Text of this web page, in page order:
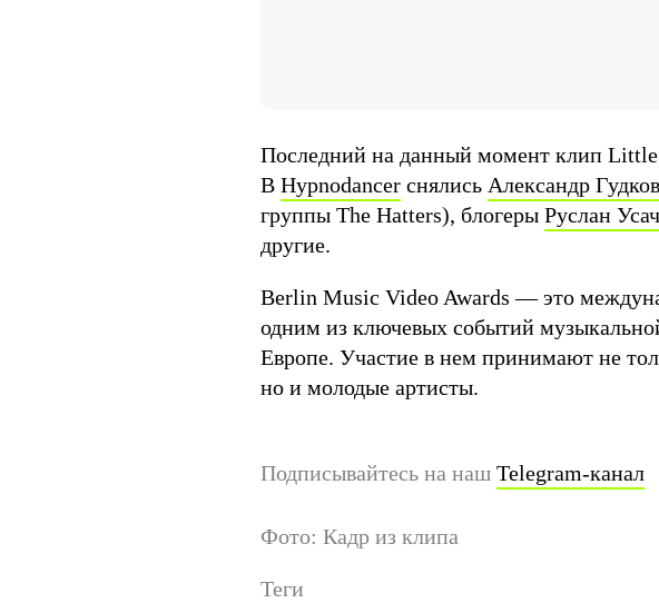
Последний на данный момент клип
В Hypnodancer снялись Александр Гудков
группы The Hatters), блогеры Руслан
другие.
Berlin Music Video Awards — это
одним из ключевых событий
Европе. Участие в нем принимают не
но и молодые артисты.
Подписывайтесь на наш Telegram-канал
Фото: Кадр из клипа
Теги